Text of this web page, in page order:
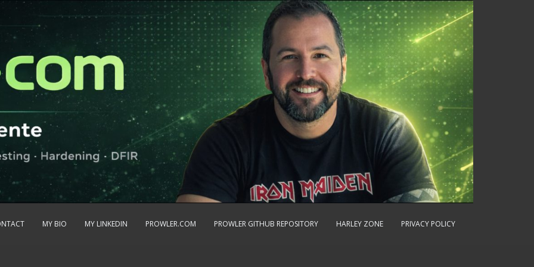
MY BIO MY LINKEDIN PROWLER.COM PROWLER GITHUB REPOSITORY HARLEY ZONE PRIVACY POLICY